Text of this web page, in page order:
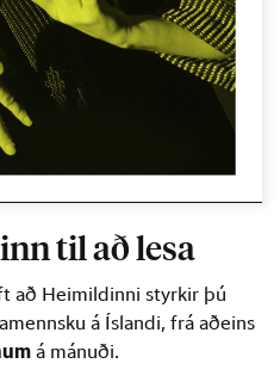
til að lesa
að Heimildinni styrkir þú
á Íslandi, frá aðeins
á mánuði.